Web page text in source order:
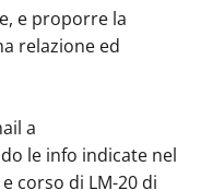
e proporre la
relazione ed
a
le info indicate nel
corso di LM-20 di